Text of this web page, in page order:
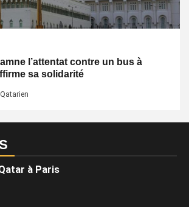
l’attentat contre un bus à
sa solidarité
Qatarien
à Paris